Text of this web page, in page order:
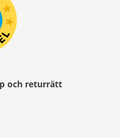
och returrätt